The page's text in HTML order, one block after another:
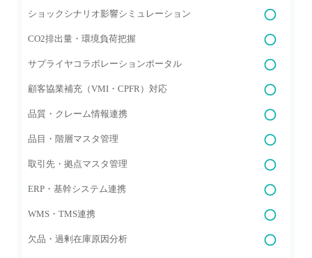
ショックシナリオ影響シミュレーション
CO2排出量・環境負荷把握
サプライヤコラボレーションポータル
顧客協業補充（VMI・CPFR）対応
品質・クレーム情報連携
品目・階層マスタ管理
取引先・拠点マスタ管理
ERP・基幹システム連携
WMS・TMS連携
欠品・過剰在庫原因分析